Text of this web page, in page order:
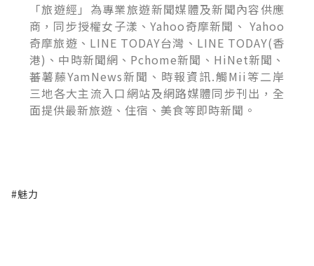
「旅遊經」為專業旅遊新聞媒體及新聞內容供應
商，同步授權女子漾、Yahoo奇摩新聞、 Yahoo
奇摩旅遊、LINE TODAY台灣、LINE TODAY(香
港)、中時新聞網、Pchome新聞、HiNet新聞、
蕃薯藤YamNews新聞、時報資訊.觸Mii等二岸
三地各大主流入口網站及網路媒體同步刊出，全
面提供最新旅遊、住宿、美食等即時新聞。
#魅力